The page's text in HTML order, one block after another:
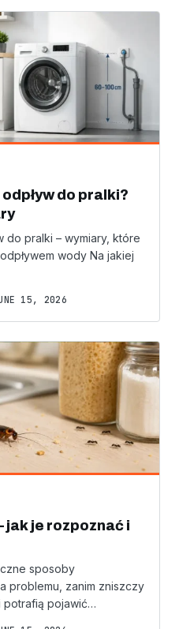
do pralki?
do pralki – wymiary, które
wody Na jakiej
15, 2026
jak je rozpoznać i
sposoby
problemu, zanim zniszczy
potrafią pojawić…